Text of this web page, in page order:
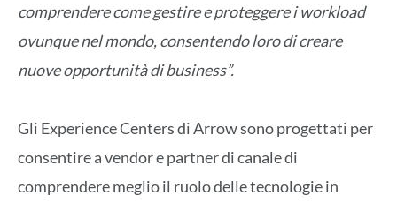
comprendere come gestire e proteggere i workload
ovunque nel mondo, consentendo loro di creare
nuove opportunità di business”.
Gli Experience Centers di Arrow sono progettati per
consentire a vendor e partner di canale di
comprendere meglio il ruolo delle tecnologie in